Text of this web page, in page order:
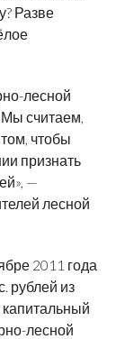
Разве
лесной
считаем,
чтобы
признать
—
лесной
2011 года
рублей из
лесной